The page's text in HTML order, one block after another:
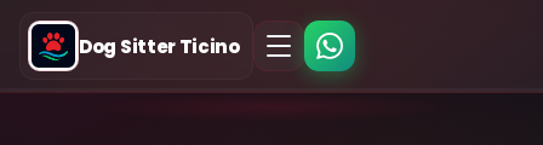
Dog Sitter Ticino